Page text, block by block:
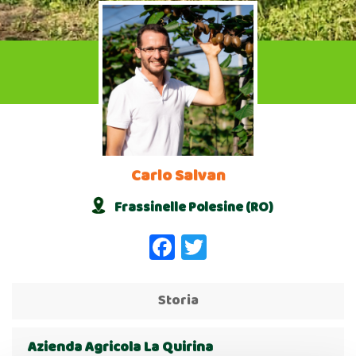
Carlo Salvan
Frassinelle Polesine (RO)
Facebook
Storia
Azienda Agricola La Quirina